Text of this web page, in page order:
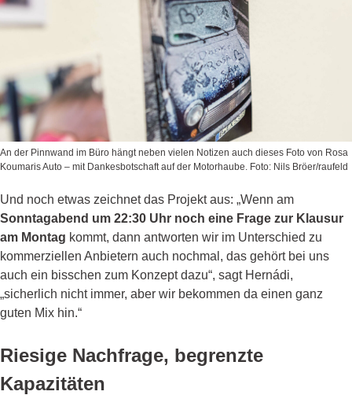
An der Pinnwand im Büro hängt neben vielen Notizen auch dieses Foto von Rosa
Koumaris Auto – mit Dankesbotschaft auf der Motorhaube. Foto: Nils Bröer/raufeld
Und noch etwas zeichnet das Projekt aus: „Wenn am
Sonntagabend um 22:30 Uhr noch eine Frage zur Klausur
am Montag kommt, dann antworten wir im Unterschied zu
kommerziellen Anbietern auch nochmal, das gehört bei uns
auch ein bisschen zum Konzept dazu“, sagt Hernádi,
„sicherlich nicht immer, aber wir bekommen da einen ganz
guten Mix hin.“
Riesige Nachfrage, begrenzte
Kapazitäten